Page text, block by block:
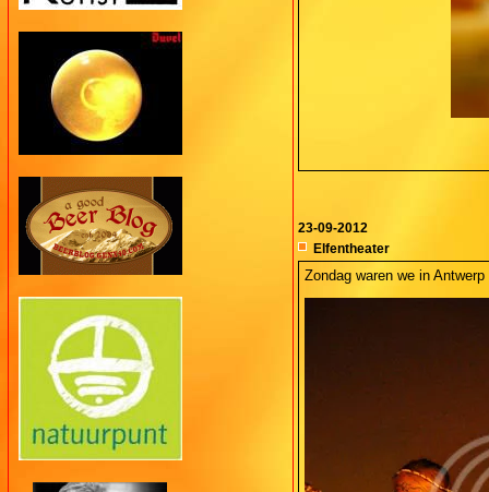
23-09-2012
Elfentheater
Zondag waren we in